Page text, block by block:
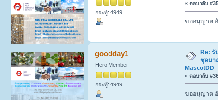
กระทู้: 4949
« ตอบกลับ
ขออนุญาต
goodday1
Hero Member
กระทู้: 4949
Re: รั
ชุดมา
MascotDD
« ตอบกลับ
ขออนุญาต